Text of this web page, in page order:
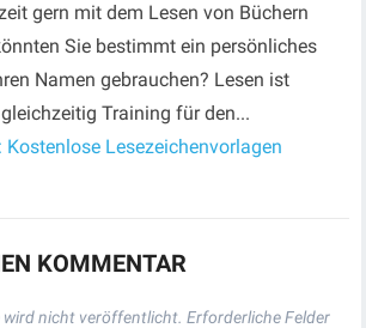
gern mit dem Lesen von Büchern
Sie bestimmt ein persönliches
Namen gebrauchen? Lesen ist
Training für den...
Kostenlose Lesezeichenvorlagen
KOMMENTAR
wird nicht veröffentlicht. Erforderliche Felder